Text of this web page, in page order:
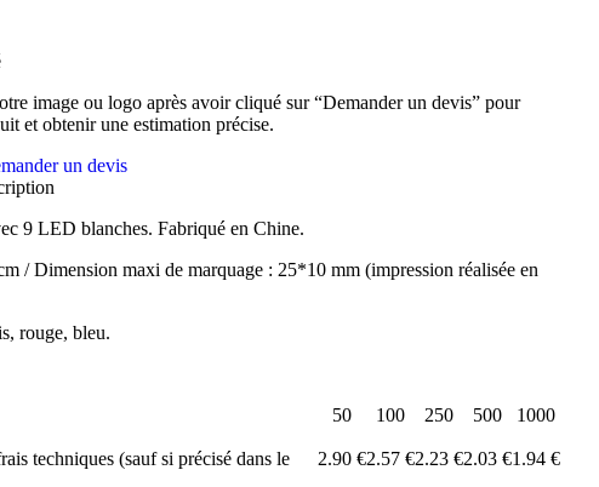
image ou logo après avoir cliqué sur “Demander un devis” pour
et obtenir une estimation précise.
un devis
9 LED blanches. Fabriqué en Chine.
/ Dimension maxi de marquage : 25*10 mm (impression réalisée en
rouge, bleu.
50
100 250 500
1000
techniques (sauf si précisé dans le
2.90 €2.57 €2.23 €2.03 €1.94 €